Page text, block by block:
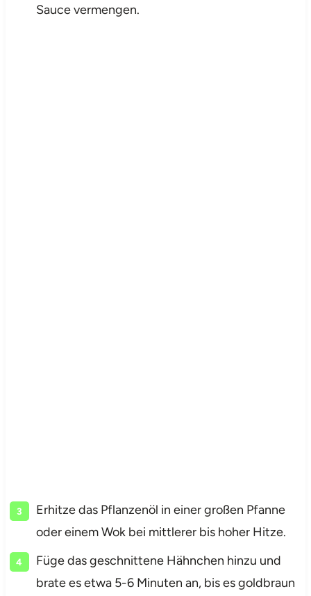
Sauce vermengen.
Erhitze das Pflanzenöl in einer großen Pfanne
oder einem Wok bei mittlerer bis hoher Hitze.
Füge das geschnittene Hähnchen hinzu und
brate es etwa 5-6 Minuten an, bis es goldbraun